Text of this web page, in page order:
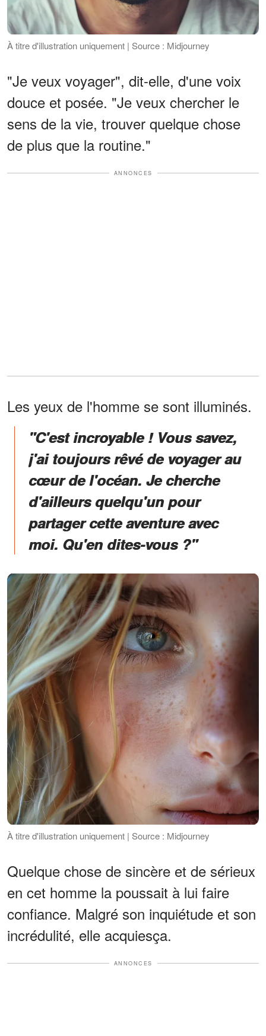
À titre d'illustration uniquement | Source : Midjourney
"Je veux voyager", dit-elle, d'une voix
douce et posée. "Je veux chercher le
sens de la vie, trouver quelque chose
de plus que la routine."
ANNONCES
Les yeux de l'homme se sont illuminés.
"C'est incroyable ! Vous savez,
j'ai toujours rêvé de voyager au
cœur de l'océan. Je cherche
d'ailleurs quelqu'un pour
partager cette aventure avec
moi. Qu'en dites-vous ?"
À titre d'illustration uniquement | Source : Midjourney
Quelque chose de sincère et de sérieux
en cet homme la poussait à lui faire
confiance. Malgré son inquiétude et son
incrédulité, elle acquiesça.
ANNONCES